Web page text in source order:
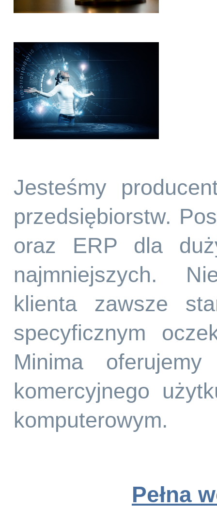
Jesteśmy
przedsiębiorstw.
oraz ERP dla
najmniejszych.
klienta zawsze
specyficznym
Minima
komercyjnego
komputerowym.
Pełna